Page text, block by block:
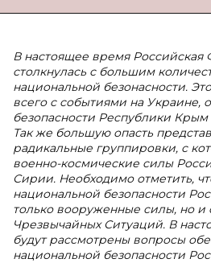
В настоящее время Российская
столкнулась с большим
национальной безонасности.
всего с событиями на Украине,
безопасности Республики Крым
Так же большую опасть
радикальные группировки, с
военно-космические силы
Сирии. Необходимо отметить,
национальной безопасности
только вооруженные силы, но
Чрезвычайных Ситуаций. В
будут рассмотрены вопросы
национальной безопасности